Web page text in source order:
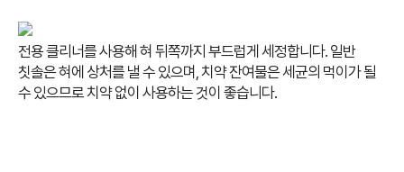
전용 클리너를 사용해 혀 뒤쪽까지 부드럽게 세정합니다. 일반
칫솔은 혀에 상처를 낼 수 있으며, 치약 잔여물은 세균의 먹이가 될
수 있으므로 치약 없이 사용하는 것이 좋습니다.